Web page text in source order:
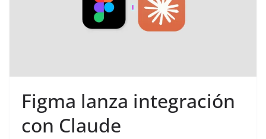
Figma lanza integración
con Claude